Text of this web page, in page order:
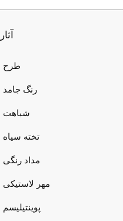
آثار
طرح
رنگ جامد
شباهت
تخته سیاه
مداد رنگی
مهر لاستیکی
پوینتیلیسم